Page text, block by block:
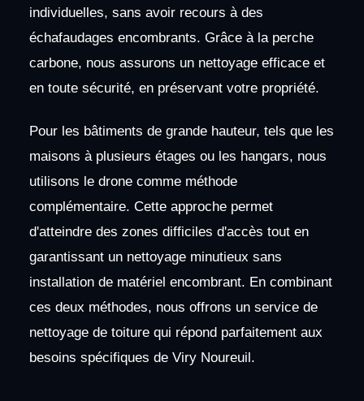
individuelles, sans avoir recours à des
échafaudages encombrants. Grâce à la perche
carbone, nous assurons un nettoyage efficace et
en toute sécurité, en préservant votre propriété.
Pour les bâtiments de grande hauteur, tels que les
maisons à plusieurs étages ou les hangars, nous
utilisons le drone comme méthode
complémentaire. Cette approche permet
d'atteindre des zones difficiles d'accès tout en
garantissant un nettoyage minutieux sans
installation de matériel encombrant. En combinant
ces deux méthodes, nous offrons un service de
nettoyage de toiture qui répond parfaitement aux
besoins spécifiques de Viry Noureuil.